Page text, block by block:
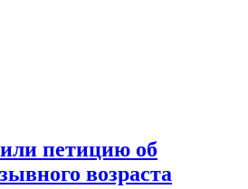
петицию об
возраста